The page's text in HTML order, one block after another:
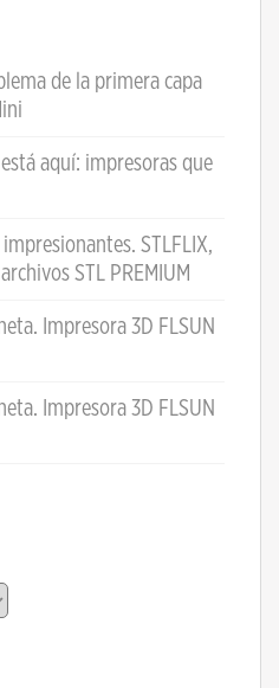
de la primera capa
aquí: impresoras que
STLFLIX,
STL PREMIUM
Impresora 3D FLSUN
Impresora 3D FLSUN